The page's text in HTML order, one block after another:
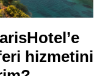
hizmetini